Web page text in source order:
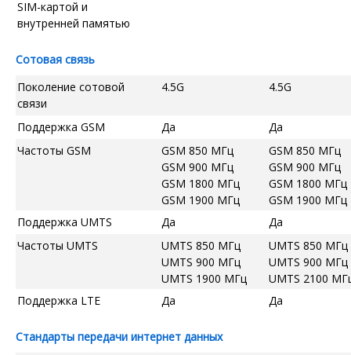
SIM-картой и
внутренней памятью
Сотовая связь
Поколение сотовой
связи
4.5G 4.5G
Поддержка GSM Да
Да
Частоты GSM
GSM 850 МГц
GSM 900 МГц
GSM 1800 МГц
GSM 1900 МГц
GSM 850 МГц
GSM 900 МГц
GSM 1800 МГц
GSM 1900 МГц
Поддержка UMTS
Да
Да
Частоты UMTS
UMTS 850 МГц
UMTS 900 МГц
UMTS 1900 МГц
UMTS 850 МГц
UMTS 900 МГц
UMTS 2100
Поддержка LTE
Да Да
Стандарты передачи интернет данных